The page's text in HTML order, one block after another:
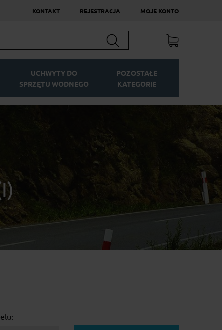
KONTAKT REJESTRACJA MOJE KONTO
Szukaj
UCHWYTY DO
SPRZĘTU WODNEGO
POZOSTAŁE
KATEGORIE